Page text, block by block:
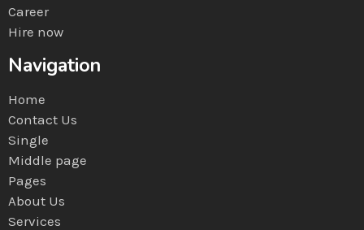
Career
Hire now
Navigation
Home
Contact Us
Single
Middle page
Pages
About Us
Services